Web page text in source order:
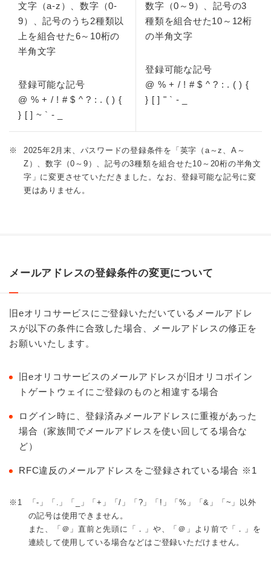
文字（a-z）、数字（0-
9）、記号のうち2種類以
上を組合せた6～10桁の
半角文字
登録可能な記号
@ % + / ! # $ ^ ? : . ( ) {
} [ ] ~ ` - _
数字（0～9）、記号の3
種類を組合せた10～12桁
の半角文字
登録可能な記号
@ % + / ! # $ ^ ? : . ( ) {
} [ ] " ` - _
※
2025年2月末、パスワードの登録条件を「英字（a～z、A～
Z）、数字（0～9）、記号の3種類を組合せた10～20桁の半角文
字」に変更させていただきました。なお、登録可能な記号に変
更はありません。
メールアドレスの登録条件の変更について
旧eオリコサービスにご登録いただいているメールアドレ
スが以下の条件に合致した場合、メールアドレスの修正を
お願いいたします。
旧eオリコサービスのメールアドレスが旧オリコポイン
トゲートウェイにご登録のものと相違する場合
ログイン時に、登録済みメールアドレスに重複があった
場合（家族間でメールアドレスを使い回してる場合な
ど）
RFC違反のメールアドレスをご登録されている場合 ※1
※1
「-」「.」「_」「+」「/」「?」「!」「%」「&」「~」以外
の記号は使用できません。
また、「＠」直前と先頭に「．」や、「＠」より前で「．」を
連続して使用している場合などはご登録いただけません。